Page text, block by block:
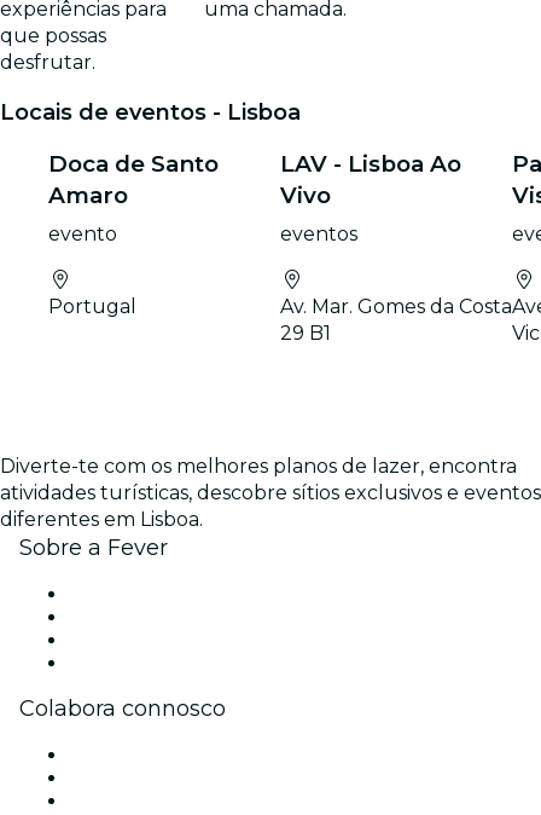
experiências para
que possas
desfrutar.
uma chamada.
Locais de eventos - Lisboa
Doca de Santo
Amaro
evento
Portugal
LAV - Lisboa Ao
Vivo
eventos
Av. Mar. Gomes da Costa
29 B1
Diverte-te com os melhores planos de lazer, encontra
atividades turísticas, descobre sítios exclusivos e eventos
diferentes em Lisboa.
Sobre a Fever
Colabora connosco